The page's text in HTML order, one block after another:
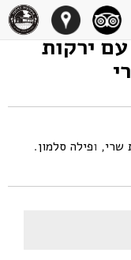
ירקות
שרי, ופילה סלמון.